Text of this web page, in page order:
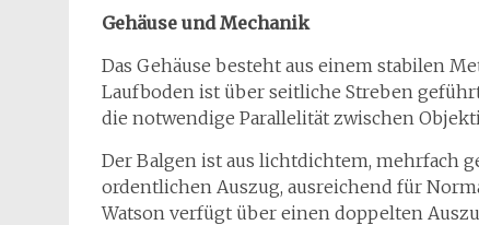
Gehäuse und Mechanik
Das Gehäuse besteht aus einem stabilen
Laufboden ist über seitliche Streben
die notwendige Parallelität zwischen
Der Balgen ist aus lichtdichtem, mehrfach
ordentlichen Auszug, ausreichend für
Watson verfügt über einen doppelten